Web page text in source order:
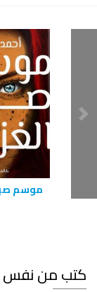
موسم
كتب من نفس